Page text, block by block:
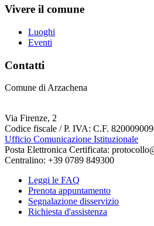
Vivere il comune
Luoghi
Eventi
Contatti
Comune di Arzachena
Via Firenze, 2
Codice fiscale / P. IVA: C.F.
Ufficio Comunicazione Istituzionale
Posta Elettronica Certificata:
Centralino: +39 0789 849300
Leggi le FAQ
Prenota appuntamento
Segnalazione disservizio
Richiesta d'assistenza